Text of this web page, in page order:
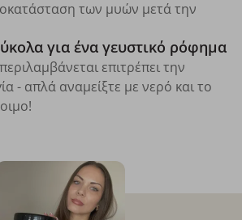
των μυών μετά την
για ένα γευστικό ρόφημα
επιτρέπει την
- απλά αναμείξτε με νερό και το